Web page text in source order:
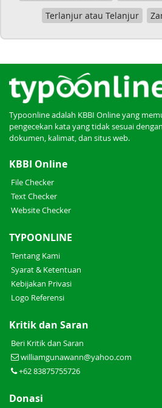
Terlanjur atau Telanjur
Typoonline adalah KBBI Online yang
pengecekan kata yang tidak sesuai
dokumen, kalimat, dan situs web.
KBBI Online
File Checker
Text Checker
Website Checker
TYPOONLINE
Tentang Kami
Syarat & Ketentuan
Kebijakan Privasi
Logo Referensi
Kritik dan Saran
Beri Kritik dan Saran
williamgunawann@yahoo.com
+62 83875755726
Donasi